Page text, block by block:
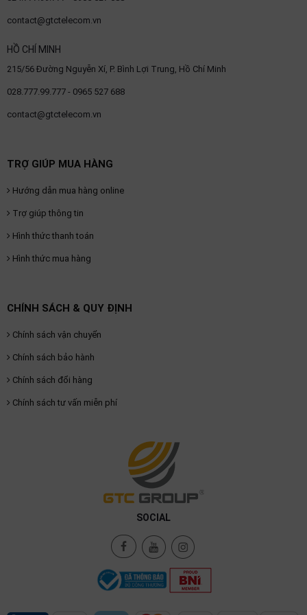
contact@gtctelecom.vn
HỒ CHÍ MINH
215/56 Đường Nguyễn Xí, P. Bình Lợi Trung, Hồ Chí Minh
028.777.99.777 - 0965 527 688
contact@gtctelecom.vn
TRỢ GIÚP MUA HÀNG
Hướng dẫn mua hàng online
Trợ giúp thông tin
Hình thức thanh toán
Hình thức mua hàng
CHÍNH SÁCH & QUY ĐỊNH
Chính sách vận chuyển
Chính sách bảo hành
Chính sách đổi hàng
Chính sách tư vấn miễn phí
SOCIAL
khác
DANH
MỤC
KHÁC
Dịch
vụ
Hỗ
tức
Liên
Giới
thiệu
việt